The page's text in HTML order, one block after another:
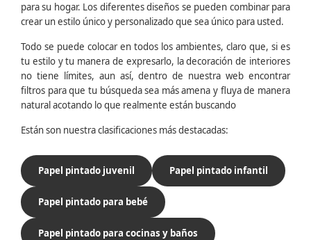
para su hogar. Los diferentes diseños se pueden combinar para
crear un estilo único y personalizado que sea único para usted.
Todo se puede colocar en todos los ambientes, claro que, si es
tu estilo y tu manera de expresarlo, la decoración de interiores
no tiene límites, aun así, dentro de nuestra web encontrar
filtros para que tu búsqueda sea más amena y fluya de manera
natural acotando lo que realmente están buscando
Están son nuestra clasificaciones más destacadas:
Papel pintado juvenil Papel pintado infantil
Papel pintado para bebé
Papel pintado para cocinas y baños